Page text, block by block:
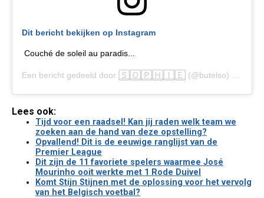
Dit bericht bekijken op Instagram
Couché de soleil au paradis...
Een bericht gedeeld door 🅂🄾🄿🄷🄸🄴 (@butelso) op
Lees ook:
Tijd voor een raadsel! Kan jij raden welk team we
zoeken aan de hand van deze opstelling?
Opvallend! Dit is de eeuwige ranglijst van de
Premier League
Dit zijn de 11 favoriete spelers waarmee José
Mourinho ooit werkte met 1 Rode Duivel
Komt Stijn Stijnen met de oplossing voor het vervolg
van het Belgisch voetbal?